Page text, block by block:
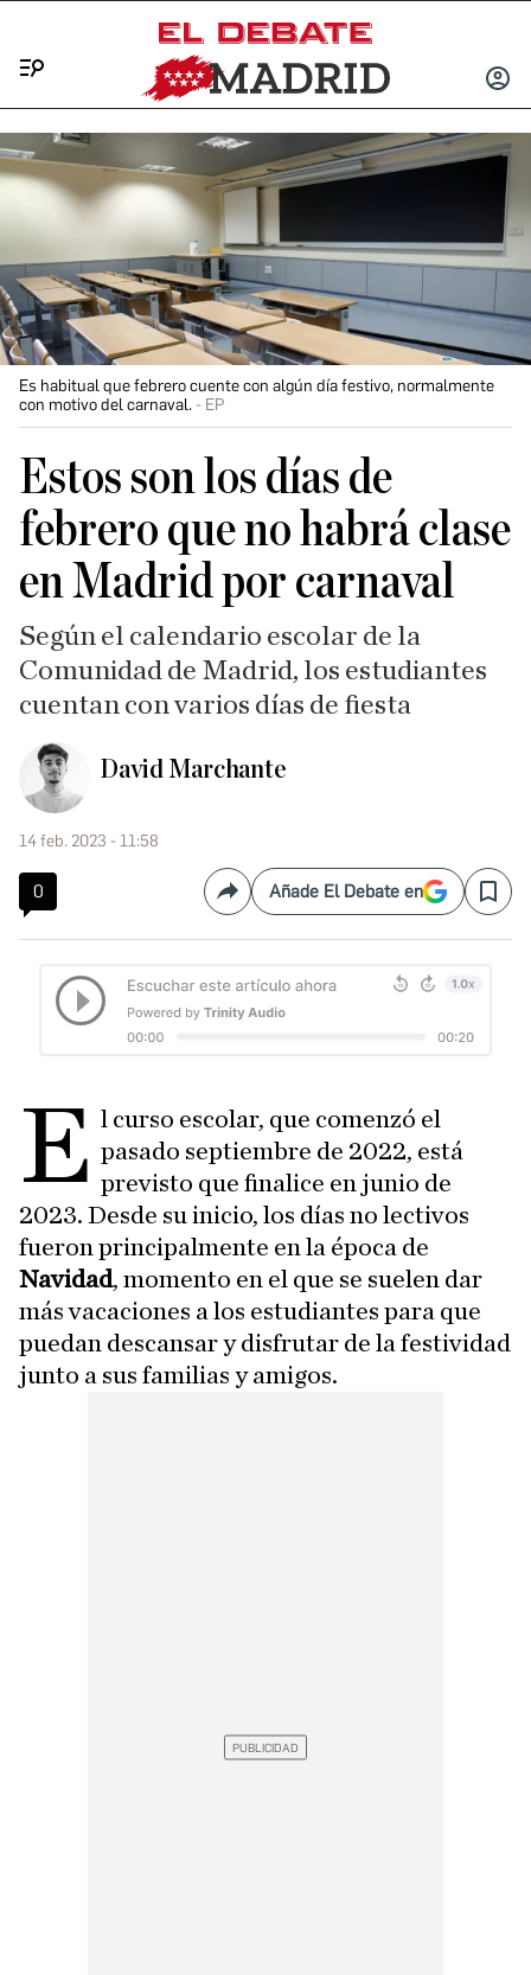
INICIAR
Es habitual que febrero cuente con algún día festivo, normalmente
con motivo del carnaval.
EP
Estos son los días de
febrero que no habrá clase
en Madrid por carnaval
Según el calendario escolar de la
Comunidad de Madrid, los estudiantes
cuentan con varios días de fiesta
David Marchante
14 feb. 2023 - 11:58
0 CompartirAñade El Debate en Save
E l curso escolar, que comenzó el
pasado septiembre de 2022, está
previsto que finalice en junio de
2023. Desde su inicio, los días no lectivos
fueron principalmente en la época de
Navidad, momento en el que se suelen dar
más vacaciones a los estudiantes para que
puedan descansar y disfrutar de la festividad
junto a sus familias y amigos.